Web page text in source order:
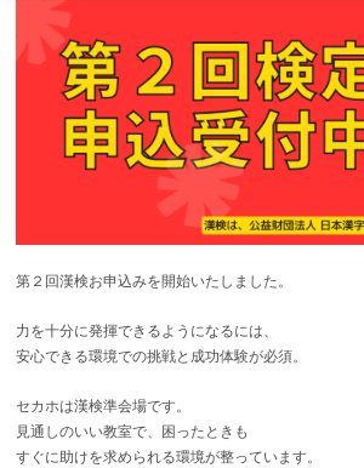
第２回漢検お申込みを開始いたしました。
力を十分に発揮できるようになるには、
安心できる環境での挑戦と成功体験が必須。
セカホは漢検準会場です。
見通しのいい教室で、困ったときも
すぐに助けを求められる環境が整っています。